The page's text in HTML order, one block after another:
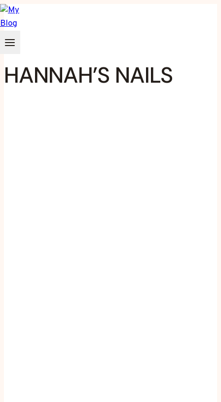
Zum
Inhalt
springen
HANNAH’S NAILS